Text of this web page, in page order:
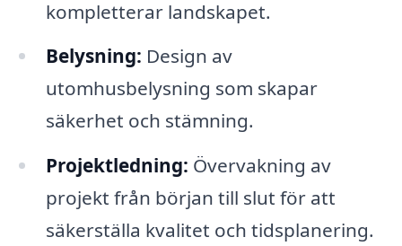
kompletterar landskapet.
Belysning: Design av
utomhusbelysning som skapar
säkerhet och stämning.
Projektledning: Övervakning av
projekt från början till slut för att
säkerställa kvalitet och tidsplanering.